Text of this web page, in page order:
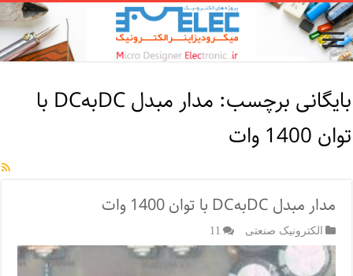
بایگانی برچسب:
مدار مبدل DCبهDC با
توان 1400 وات
مدار مبدل DCبهDC با توان 1400 وات
الکترونیک صنعتی 11